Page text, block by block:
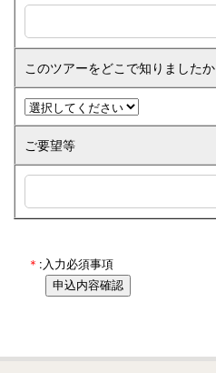
このツアーをどこで知りましたか
ご要望等
＊ :入力必須事項